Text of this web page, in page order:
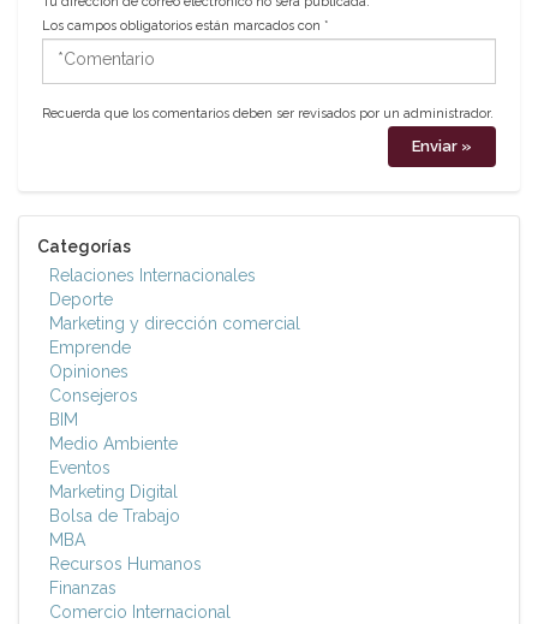
Los campos obligatorios están marcados con *
*Comentario
Recuerda que los comentarios deben ser revisados por un administrador.
Categorías
Relaciones Internacionales
Deporte
Marketing y dirección comercial
Emprende
Opiniones
Consejeros
BIM
Medio Ambiente
Eventos
Marketing Digital
Bolsa de Trabajo
MBA
Recursos Humanos
Finanzas
Comercio Internacional